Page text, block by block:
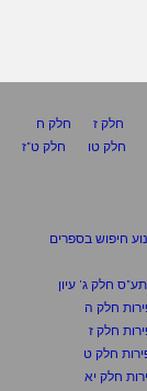
חלק ז
חלק ח
חלק טו
חלק ט"ז
חיפוש בספרים
תע"ס חלק ג' עיון
חלק ה
חלק ז
חלק ט
חלק יא